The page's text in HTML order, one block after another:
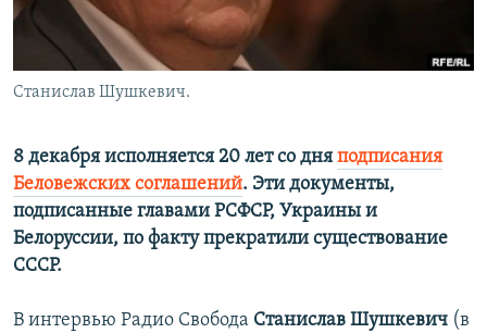
Станислав Шушкевич.
8 декабря исполняется 20 лет со дня подписания
Беловежских соглашений. Эти документы,
подписанные главами РСФСР, Украины и
Белоруссии, по факту прекратили существование
СССР.
В интервью Радио Свобода Станислав Шушкевич (в